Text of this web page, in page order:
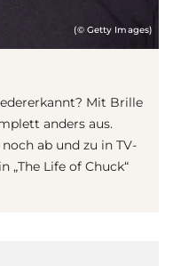
(© Getty Images)
Mit Brille
anders aus.
ab und zu in TV-
„The Life of Chuck“